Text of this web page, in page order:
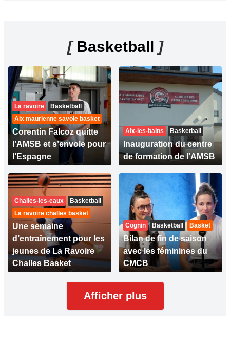
[Basketball ]
La ravoire
Basketball
Aix maurienne savoie basket
Corentin Falcoz quitte
l’AMSB et s’envole pour
l’Espagne
Aix-les-bains Basketball
Inauguration du centre
de formation de l'AMSB
Challes-les-eaux
Basketball
La ravoire challes basket
Une semaine
d’entraînement pour les
jeunes de La Ravoire
Challes Basket
Cognin Basketball Basket
Bilan de fin de saison
avec les féminines du
CMCB
Afficher plus